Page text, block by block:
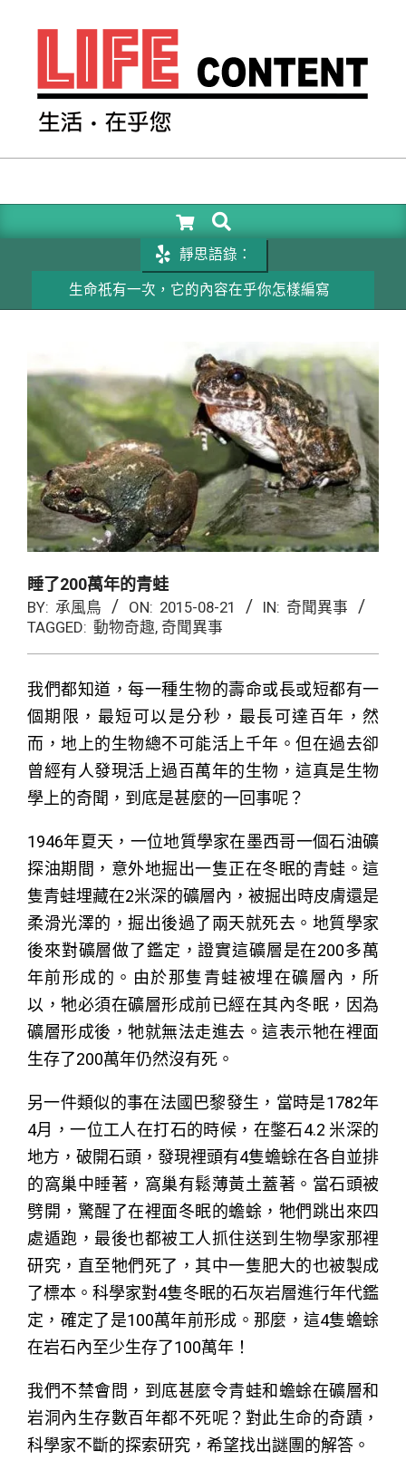
LIFE
SEARCH
靜思語錄：
生命祇有一次，它的內容在乎你怎樣編寫
睡了200萬年的青蛙
BY: 承風鳥 ON: 2015-08-21 IN: 奇聞異事
TAGGED: 動物奇趣, 奇聞異事
我們都知道，每一種生物的壽命或長或短都有一
個期限，最短可以是分秒，最長可達百年，然
而，地上的生物總不可能活上千年。但在過去卻
曾經有人發現活上過百萬年的生物，這真是生物
學上的奇聞，到底是甚麼的一回事呢？
1946年夏天，一位地質學家在墨西哥一個石油礦
探油期間，意外地掘出一隻正在冬眠的青蛙。這
隻青蛙埋藏在2米深的礦層內，被掘出時皮膚還是
柔滑光澤的，掘出後過了兩天就死去。地質學家
後來對礦層做了鑑定，證實這礦層是在200多萬
年前形成的。由於那隻青蛙被埋在礦層內，所
以，牠必須在礦層形成前已經在其內冬眠，因為
礦層形成後，牠就無法走進去。這表示牠在裡面
生存了200萬年仍然沒有死。
另一件類似的事在法國巴黎發生，當時是1782年
4月，一位工人在打石的時候，在鐅石4.2 米深的
地方，破開石頭，發現裡頭有4隻蟾蜍在各自並排
的窩巢中睡著，窩巢有鬆薄黃土蓋著。當石頭被
劈開，驚醒了在裡面冬眠的蟾蜍，牠們跳出來四
處遁跑，最後也都被工人抓住送到生物學家那裡
研究，直至牠們死了，其中一隻肥大的也被製成
了標本。科學家對4隻冬眠的石灰岩層進行年代鑑
定，確定了是100萬年前形成。那麼，這4隻蟾蜍
在岩石內至少生存了100萬年！
我們不禁會問，到底甚麼令青蛙和蟾蜍在礦層和
岩洞內生存數百年都不死呢？對此生命的奇蹟，
科學家不斷的探索研究，希望找出謎團的解答。